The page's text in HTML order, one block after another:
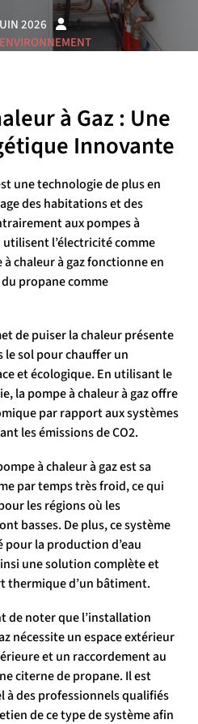
2026
à Gaz : Une
Innovante
une technologie de plus en
des habitations et des
aux pompes à
l’électricité comme
à chaleur à gaz fonctionne en
propane comme
de puiser la chaleur présente
le sol pour chauffer un
et écologique. En utilisant le
la pompe à chaleur à gaz offre
par rapport aux systèmes
les émissions de CO2.
à chaleur à gaz est sa
par temps très froid, ce qui
les régions où les
basses. De plus, ce système
la production d’eau
une solution complète et
thermique d’un bâtiment.
de noter que l’installation
nécessite un espace extérieur
et un raccordement au
citerne de propane. Il est
à des professionnels qualifiés
de ce type de système afin